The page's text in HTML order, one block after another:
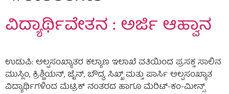
ವಿದ್ಯಾರ್ಥಿವೇತನ : ಅರ್ಜಿ ಆಹ್ವಾನ
ಉಡುಪಿ: ಅಲ್ಪಸಂಖ್ಯಾತರ ಕಲ್ಯಾಣ ಇಲಾಖೆ ವತಿಯಿಂದ ಪ್ರಸಕ್ತ ಸಾಲಿನ
ಮುಸ್ಲಿಂ, ಕ್ರಿಶ್ಚಿಯನ್, ಜೈನ್, ಬೌದ್ಧ, ಸಿಖ್ಖ್ ಮತ್ತು ಪಾರ್ಸಿ ಅಲ್ಪಸಂಖ್ಯಾತ
ವಿದ್ಯಾರ್ಥಿಗಳಿಂದ ಮೆಟ್ರಿಕ್ ನಂತರದ ಹಾಗೂ ಮೆರಿಟ್-ಕಂ-ಮೀನ್ಸ್